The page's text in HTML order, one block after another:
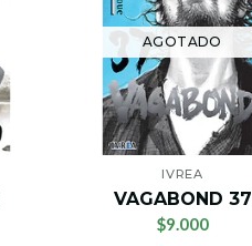
AGOTADO
IVREA
VAGABOND 37
$9.000